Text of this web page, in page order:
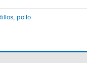
, pollo